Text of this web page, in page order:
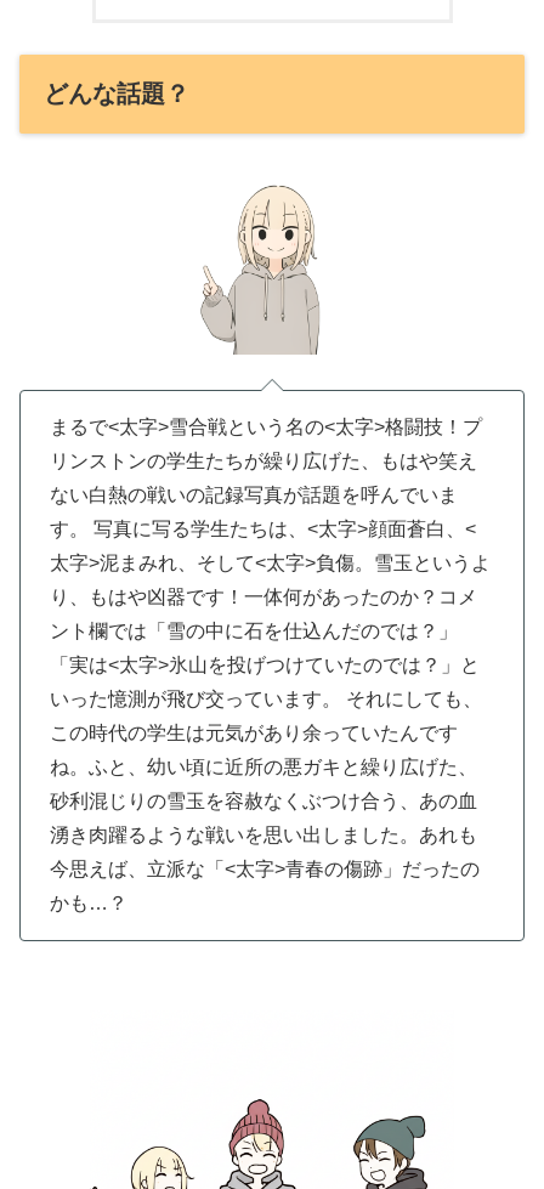
どんな話題？
まるで<太字>雪合戦という名の<太字>格闘技 ！プ
リンストンの学生たちが繰り広げた、もはや笑え
ない白熱の戦いの記録写真が話題を呼んでいま
す。
写真に写る学生たちは、<太字>顔面蒼白
、<
太字>泥まみれ 、そして<太字>負傷。雪玉というよ
り、もはや凶器です！一体何があったのか？コメ
ント欄では「雪の中に石を仕込んだのでは？」
「実は<太字>氷山を投げつけていたのでは？」と
いった憶測が飛び交っています。
それにしても、
この時代の学生は元気があり余っていたんです
ね。ふと、幼い頃に近所の悪ガキと繰り広げた、
砂利混じりの雪玉を容赦なくぶつけ合う、あの血
湧き肉躍るような戦いを思い出しました。あれも
今思えば、立派な「<太字>青春の傷跡 」だったの
かも…？